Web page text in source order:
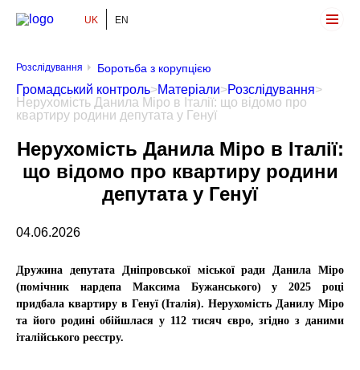
Громадський Контроль
UK EN
Розслідування Боротьба з корупцією
Громадський контроль>Матеріали>Розслідування>
Нерухомість Данила Міро в Італії: що відомо про
квартиру родини депутата у Генуї
Нерухомість Данила Міро в Італії:
що відомо про квартиру родини
депутата у Генуї
04.06.2026
Дружина депутата Дніпровської міської ради Данила Міро
(помічник нардепа Максима Бужанського) у 2025 році
придбала квартиру в Генуї (Італія). Нерухомість Данилу Міро
та його родині обійшлася у 112 тисяч євро, згідно з даними
італійського реєстру.